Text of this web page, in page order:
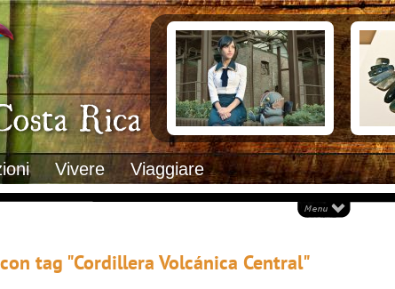
Costa Rica
Vivere Viaggiare
Documenti necessari per trasferirsi
Italiani in Costa Rica
L’ambasciata italiana
Opportunità lavorative
tag "Cordillera Volcánica Central"